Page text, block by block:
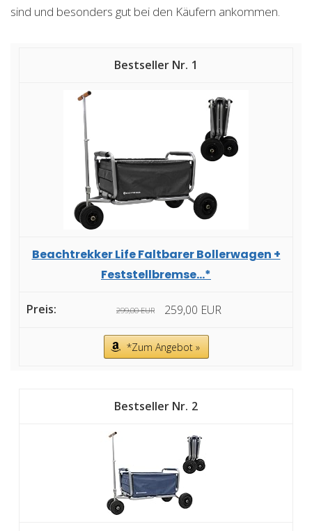
sind und besonders gut bei den Käufern ankommen.
1
Beachtrekker Life Faltbarer Bollerwagen +
Feststellbremse...*
299,00 EUR 259,00 EUR
*Zum Angebot »
2